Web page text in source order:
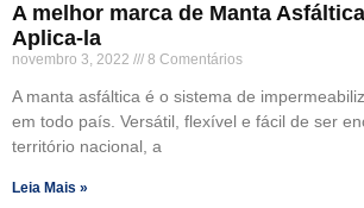
A melhor marca de Manta
Aplica-la
novembro 3, 2022 8 Comentários
A manta asfáltica é o sistema de
em todo país. Versátil, flexível e fácil de ser
território nacional, a
Leia Mais »